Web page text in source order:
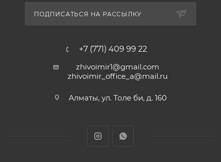
ПОДПИСАТЬСЯ НА РАССЫЛКУ
+7 (771) 409 99 22
zhivoimir1@gmail.com
zhivoimir_office_a@mail.ru
Алматы, ул. Толе би, д. 160